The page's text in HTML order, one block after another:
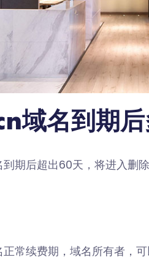
域名到期
后超出60天，将进入删除
续费期，域名所有者，可